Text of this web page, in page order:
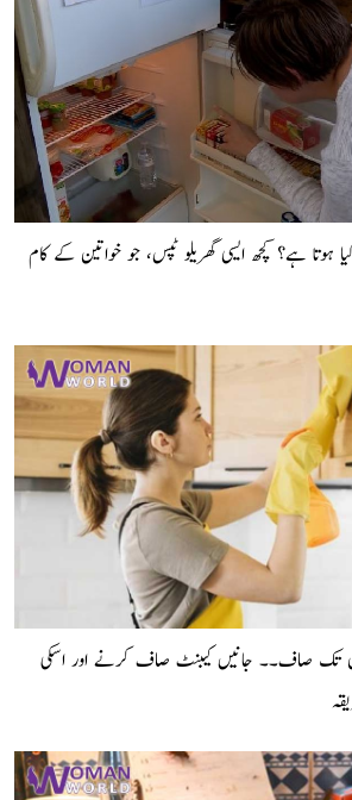
ہوتا ہے؟ کچھ ایسی گھریلو ٹپس، جو خواتین کے کام
تک صاف۔۔ جانیں کیبنٹ صاف کرنے اور اسکی